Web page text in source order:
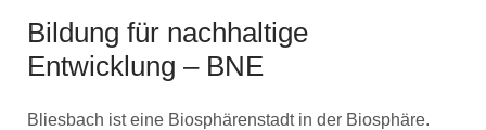
Bildung für nachhaltige
Entwicklung – BNE
Bliesbach ist eine Biosphärenstadt in der Biosphäre.